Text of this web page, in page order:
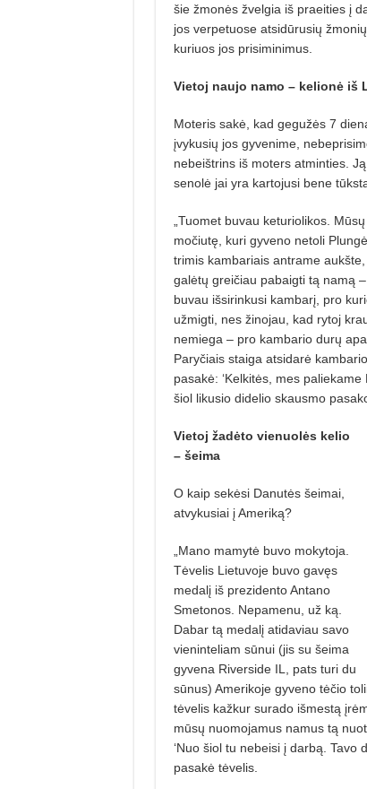
šie žmonės žvelgia iš praeities į
jos verpetuose atsidūrusių
kuriuos jos prisiminimus.
Vietoj naujo namo – kelionė iš
Moteris sakė, kad gegužės 7
įvykusių jos gyvenime,
nebeištrins iš moters atminties.
senolė jai yra kartojusi bene
„Tuomet buvau keturiolikos.
močiutę, kuri gyveno netoli
trimis kambariais antrame
galėtų greičiau pabaigti tą namą
buvau išsirinkusi kam­barį, pro
užmigti, nes žinojau, kad rytoj
nemiega – pro kambario durų
Paryčiais staiga atsidarė
pasakė: ‘Kelkitės, mes
šiol likusio didelio skausmo
Vietoj žadėto vienuolės kelio
– šeima
O kaip sekėsi Danutės šeimai,
atvykusiai į Ameriką?
„Mano mamytė buvo mokytoja.
Tėvelis Lietuvoje buvo gavęs
medalį iš prezidento Antano
Smetonos. Nepamenu, už ką.
Dabar tą medalį atidaviau savo
vieninteliam sūnui (jis su šeima
gyvena Riverside IL, pats turi du
sūnus) Amerikoje gyveno tėčio
tėvelis kažkur surado išmestą
mūsų nuomojamus namus tą
‘Nuo šiol tu nebeisi į darbą. Tavo
pasakė tėvelis.